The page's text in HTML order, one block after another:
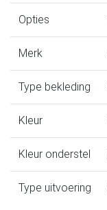
Opties
Merk
Type bekleding
Kleur
Kleur onderstel
Type uitvoering